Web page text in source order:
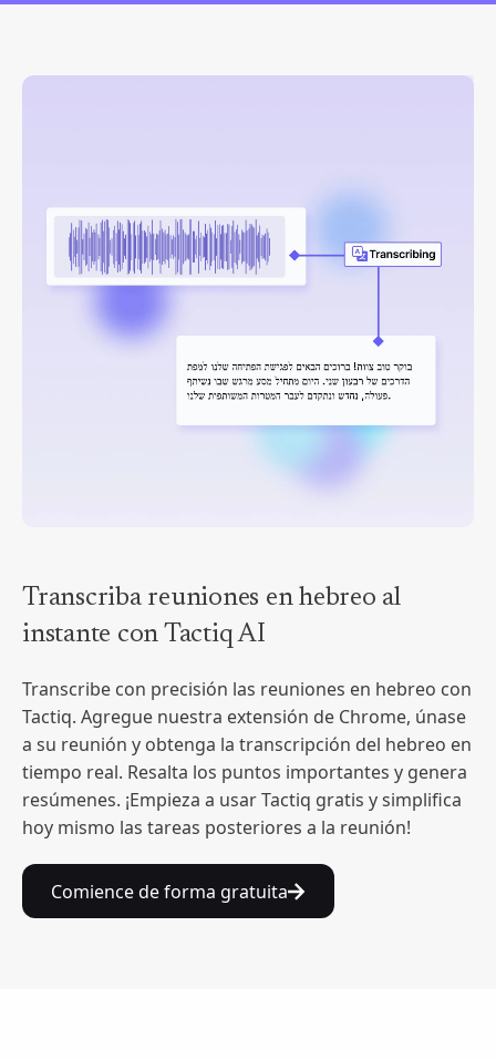
Transcriba reuniones en hebreo al
instante con Tactiq AI
Transcribe con precisión las reuniones en hebreo con
Tactiq. Agregue nuestra extensión de Chrome, únase
a su reunión y obtenga la transcripción del hebreo en
tiempo real. Resalta los puntos importantes y genera
resúmenes. ¡Empieza a usar Tactiq gratis y simplifica
hoy mismo las tareas posteriores a la reunión!
Comience de forma gratuita